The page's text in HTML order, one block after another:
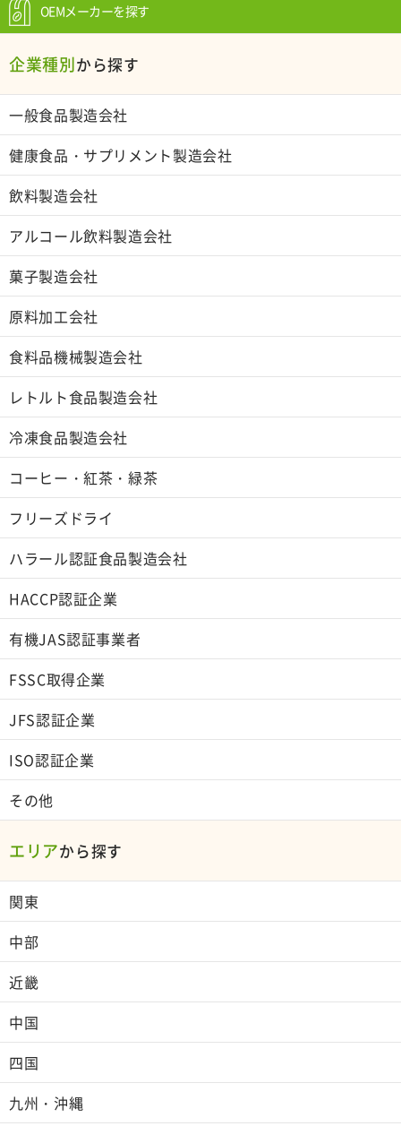
OEMメーカーを探す
企業種別から探す
一般食品製造会社
健康食品・サプリメント製造会社
飲料製造会社
アルコール飲料製造会社
菓子製造会社
原料加工会社
食料品機械製造会社
レトルト食品製造会社
冷凍食品製造会社
コーヒー・紅茶・緑茶
フリーズドライ
ハラール認証食品製造会社
HACCP認証企業
有機JAS認証事業者
FSSC取得企業
JFS認証企業
ISO認証企業
その他
エリアから探す
関東
中部
近畿
中国
四国
九州・沖縄